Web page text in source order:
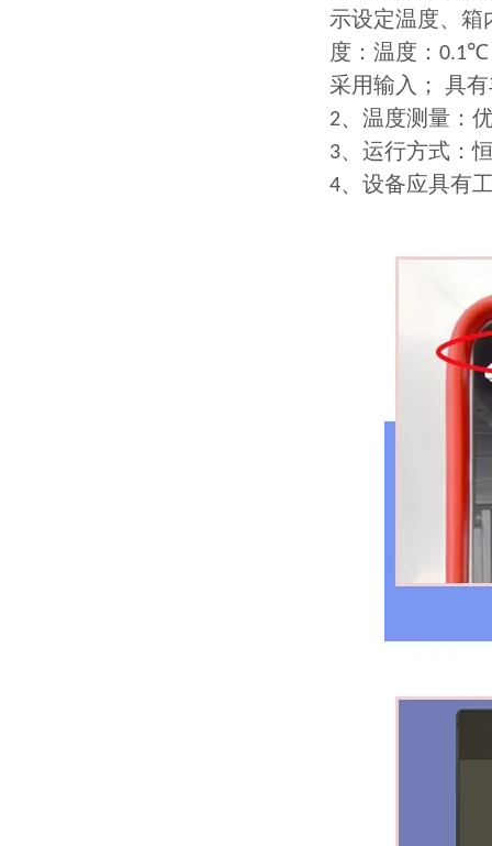
示设定温度、箱
度：温度： 0.1℃
采用输入； 具
2、温度测量：
3、运行方式：
4、设备应具有